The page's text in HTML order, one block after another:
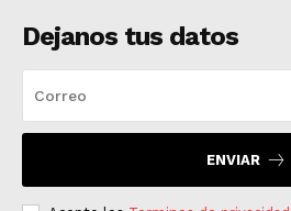
Dejanos tus datos
ENVIAR